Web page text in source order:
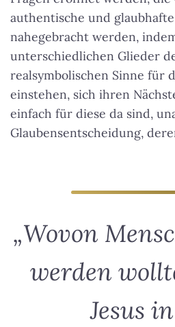
authentische und
nahegebracht werden,
unterschiedlichen Glieder
realsymbolischen Sinne für
einstehen, sich ihren
einfach für diese da sind,
Glaubensentscheidung,
„Wovon
werden
Jesus